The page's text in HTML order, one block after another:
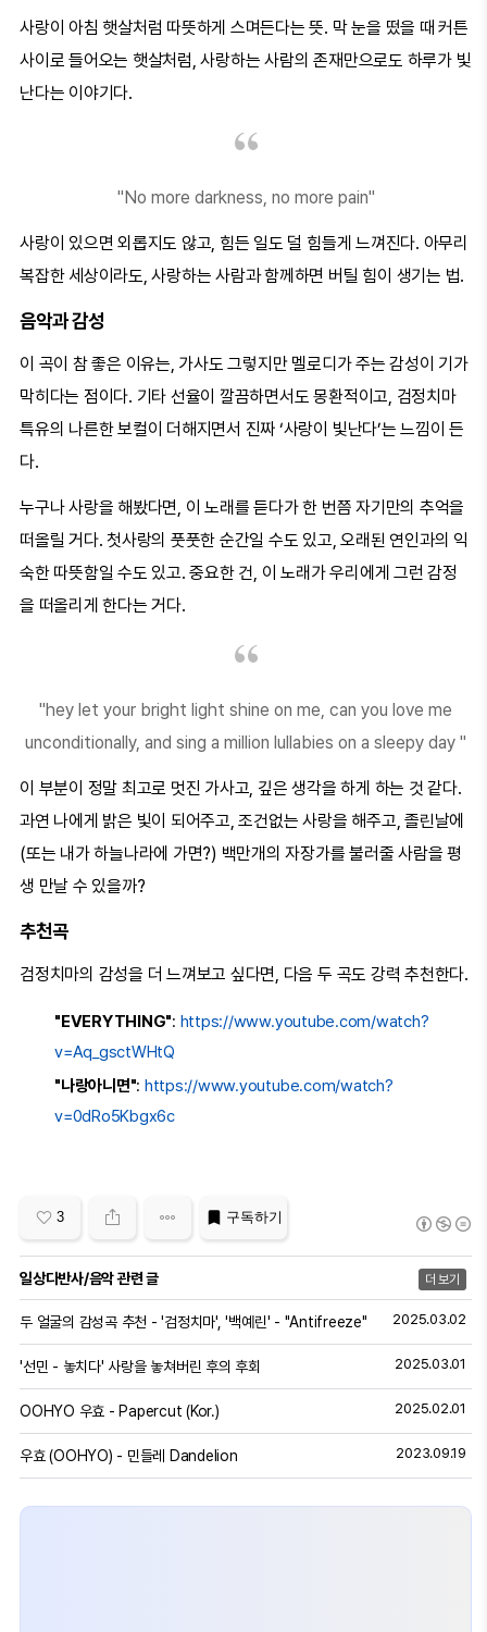
사랑이 아침 햇살처럼 따뜻하게 스며든다는 뜻. 막 눈을 떴을 때 커튼
사이로 들어오는 햇살처럼, 사랑하는 사람의 존재만으로도 하루가 빛
난다는 이야기다.
"No more darkness, no more pain"
사랑이 있으면 외롭지도 않고, 힘든 일도 덜 힘들게 느껴진다. 아무리
복잡한 세상이라도, 사랑하는 사람과 함께하면 버틸 힘이 생기는 법.
음악과 감성
이 곡이 참 좋은 이유는, 가사도 그렇지만 멜로디가 주는 감성이 기가
막히다는 점이다. 기타 선율이 깔끔하면서도 몽환적이고, 검정치마
특유의 나른한 보컬이 더해지면서 진짜 ‘사랑이 빛난다’는 느낌이 든
다.
누구나 사랑을 해봤다면, 이 노래를 듣다가 한 번쯤 자기만의 추억을
떠올릴 거다. 첫사랑의 풋풋한 순간일 수도 있고, 오래된 연인과의 익
숙한 따뜻함일 수도 있고. 중요한 건, 이 노래가 우리에게 그런 감정
을 떠올리게 한다는 거다.
"hey let your bright light shine on me, can you love me
unconditionally, and sing a million lullabies on a sleepy day "
이 부분이 정말 최고로 멋진 가사고, 깊은 생각을 하게 하는 것 같다.
과연 나에게 밝은 빛이 되어주고, 조건없는 사랑을 해주고, 졸린날에
(또는 내가 하늘나라에 가면?) 백만개의 자장가를 불러줄 사람을 평
생 만날 수 있을까?
추천곡
검정치마의 감성을 더 느껴보고 싶다면, 다음 두 곡도 강력 추천한다.
"EVERYTHING": https://www.youtube.com/watch?
v=Aq_gsctWHtQ
"나랑아니면": https://www.youtube.com/watch?
v=0dRo5Kbgx6c
3 구독하기
일상다반사/음악 관련 글 더 보기
두 얼굴의 감성곡 추천 - '검정치마', '백예린' - "Antifreeze" 2025.03.02
'선민 - 놓치다' 사랑을 놓쳐버린 후의 후회 2025.03.01
OOHYO 우효 - Papercut (Kor.) 2025.02.01
우효 (OOHYO) - 민들레 Dandelion 2023.09.19